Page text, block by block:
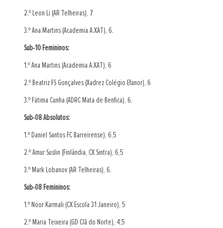
2.º Leon Li (AR Telheiras), 7
3.º Ana Martins (Academia A.XAT), 6.
Sub-10 Femininos:
1.º Ana Martins (Academia A.XAT), 6
2.º Beatriz FS Gonçalves (Xadrez Colégio Efanor), 6
3.º Fátima Cunha (ADRC Mata de Benfica), 6.
Sub-08 Absolutos:
1.º Daniel Santos FC Barreirense), 6,5
2.º Amur Suslin (Finlândia, CX Sintra), 6,5
3.º Mark Lobanov (AR Telheiras), 6.
Sub-08 Femininos:
1.º Noor Karmali (CX Escola 31 Janeiro), 5
2.º Maria Teixeira (GD Clã do Norte), 4,5